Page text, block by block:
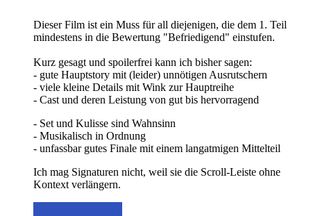
Dieser Film ist ein Muss für all diejenigen, die dem 1. Teil
mindestens in die Bewertung "Befriedigend" einstufen.
Kurz gesagt und spoilerfrei kann ich bisher sagen:
- gute Hauptstory mit (leider) unnötigen Ausrutschern
- viele kleine Details mit Wink zur Hauptreihe
- Cast und deren Leistung von gut bis hervorragend
- Set und Kulisse sind Wahnsinn
- Musikalisch in Ordnung
- unfassbar gutes Finale mit einem langatmigen Mittelteil
Ich mag Signaturen nicht, weil sie die Scroll-Leiste ohne
Kontext verlängern.